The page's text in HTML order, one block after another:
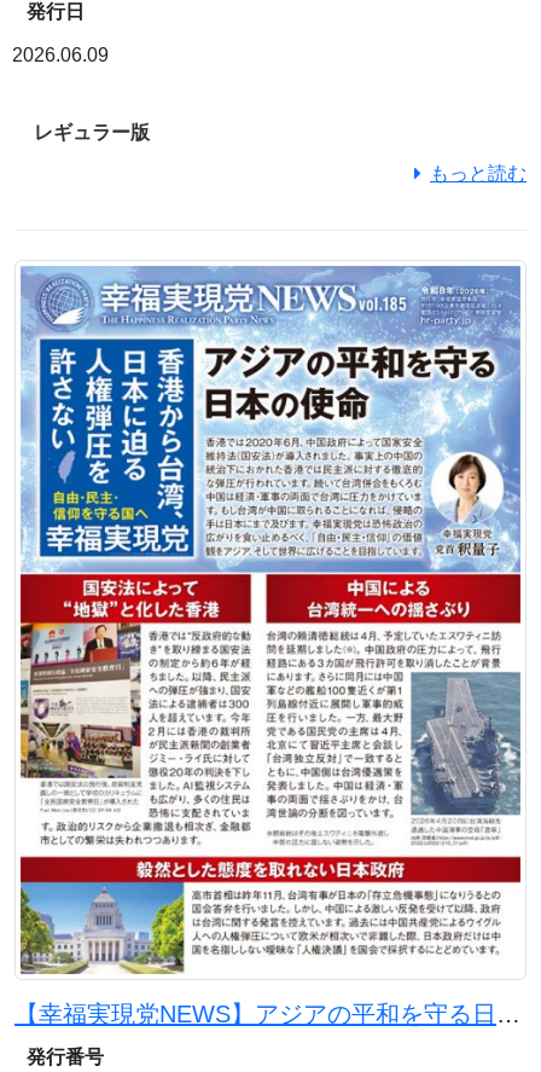
発行日
2026.06.09
レギュラー版
もっと読む
【幸福実現党NEWS】アジアの平和を守る日本の使命
発行番号